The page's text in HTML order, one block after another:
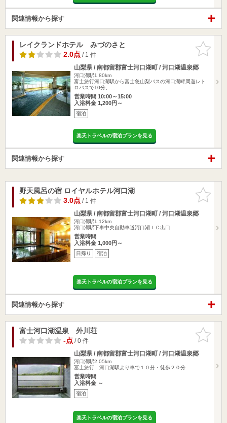
関連情報から探す
お気に入
りに追加
レイクランドホテル みづのさと
2.0点/ 1 件
山梨県 / 南都留郡富士河口湖町 / 河口湖温泉郷
河口湖駅1.80km
富士急行河口湖駅から富士急山梨バスの河口湖畔周遊レト
ロバスで10分、…
営業時間 10:00～15:00
入浴料金 1,200円～
宿泊
楽天トラベルの宿泊プランを見る
関連情報から探す
お気に入
りに追加
野天風呂の宿 ロイヤルホテル河口湖
3.0点/ 1 件
山梨県 / 南都留郡富士河口湖町 / 河口湖温泉郷
河口湖駅1.12km
河口湖駅下車中央自動車道河口湖ＩＣ出口
営業時間
入浴料金 1,000円～
日帰り 宿泊
楽天トラベルの宿泊プランを見る
関連情報から探す
お気に入
りに追加
富士河口湖温泉 外川荘
-点/ 0 件
山梨県 / 南都留郡富士河口湖町 / 河口湖温泉郷
河口湖駅2.05km
冨士急行 河口湖駅より車で１０分・徒歩２０分
営業時間
入浴料金 ～
宿泊
楽天トラベルの宿泊プランを見る